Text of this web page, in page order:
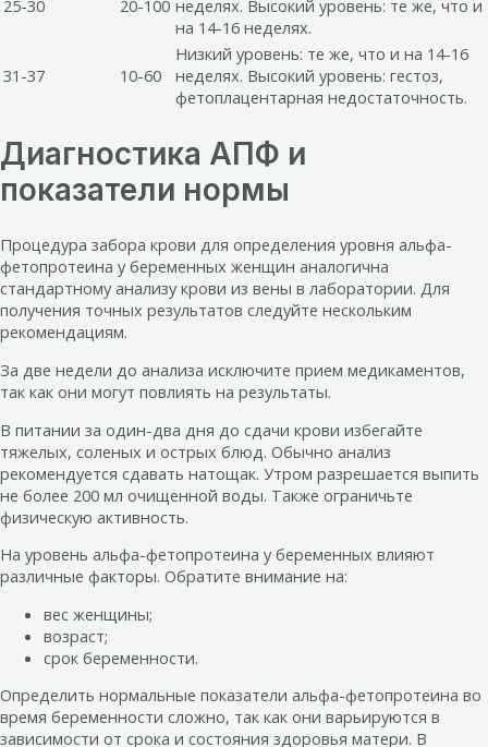
25-30 20-100 неделях. Высокий уровень: те же, что и
на 14-16 неделях.
31-37 10-60
Низкий уровень: те же, что и на 14-16
неделях. Высокий уровень: гестоз,
фетоплацентарная недостаточность.
Диагностика АПФ и
показатели нормы
Процедура забора крови для определения уровня альфа-
фетопротеина у беременных женщин аналогична
стандартному анализу крови из вены в лаборатории. Для
получения точных результатов следуйте нескольким
рекомендациям.
За две недели до анализа исключите прием медикаментов,
так как они могут повлиять на результаты.
В питании за один-два дня до сдачи крови избегайте
тяжелых, соленых и острых блюд. Обычно анализ
рекомендуется сдавать натощак. Утром разрешается выпить
не более 200 мл очищенной воды. Также ограничьте
физическую активность.
На уровень альфа-фетопротеина у беременных влияют
различные факторы. Обратите внимание на:
вес женщины;
возраст;
срок беременности.
Определить нормальные показатели альфа-фетопротеина во
время беременности сложно, так как они варьируются в
зависимости от срока и состояния здоровья матери. В